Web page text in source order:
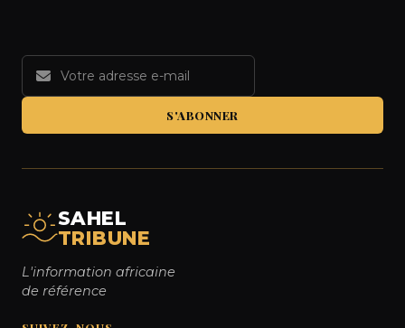
S'ABONNER
SAHEL
TRIBUNE
L'information africaine
de référence